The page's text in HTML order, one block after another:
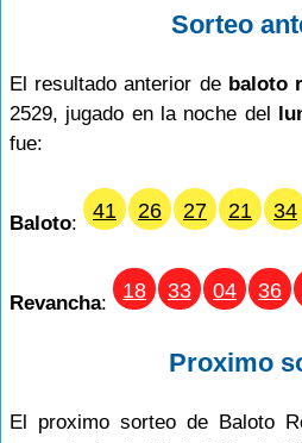
Sorteo
El resultado anterior de baloto
2529, jugado en la noche del
fue:
Baloto:
41 26 27 21 34
Revancha:
18 33 04 36
Proximo
El proximo sorteo de Baloto